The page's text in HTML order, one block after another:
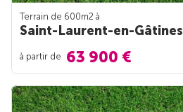
Terrain de 600m2 à
Saint-Laurent-en-Gâtines
à partir de 63 900 €